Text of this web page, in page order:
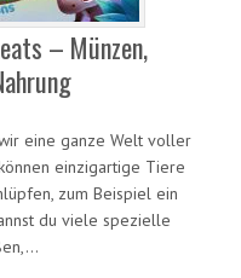
– Münzen,
eine ganze Welt voller
einzigartige Tiere
zum Beispiel ein
du viele spezielle